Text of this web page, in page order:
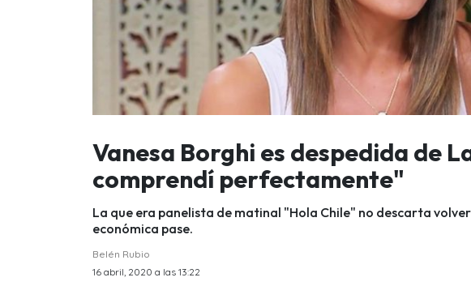
Vanesa Borghi es despedida de
comprendí perfectamente"
La que era panelista de matinal "Hola Chile" no descarta
económica pase.
Belén Rubio
16 abril, 2020 a las 13:22